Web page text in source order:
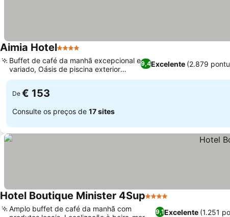
Aimia Hotel4 Estrelas
9,4Excelente (2.879
Buffet de café da manhã excepcional e
variado, Oásis de piscina exterior
tranquilo
De € 153
Consulte os preços de 17 sites
Hotel Boutique Minister 4Sup4 Estrelas
9,1Excelente (1.251
Amplo buffet de café da manhã com